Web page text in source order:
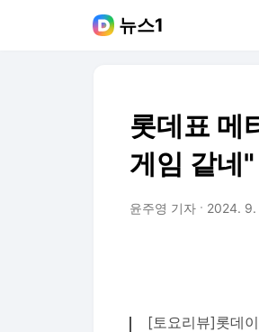
뉴스1
롯데표 메
게임 같네"
윤주영 기자 2024.
[토요리뷰]롯데